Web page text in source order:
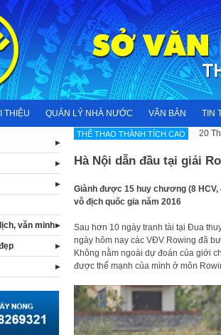
THIỆU QUẢN LÝ NHÀ NƯỚC VĂN BẢN TIN
THẾ THAO THÀNH TÍCH CAO 20
Hà Nội dẫn đầu tại giải
Giành được 15 huy chương (8 HCV,
vô địch quốc gia năm 2016
Sau hơn 10 ngày tranh tài tại Đua
ngày hôm nay các VĐV Rowing đã
Không nằm ngoài dự đoán của giới
được thế mạnh của mình ở môn
văn minh